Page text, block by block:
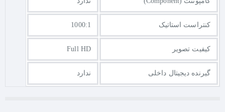
کنتراست استاتیک 1000:1
کیفیت تصویر Full HD
گیرنده دیجیتال داخلی ندارد